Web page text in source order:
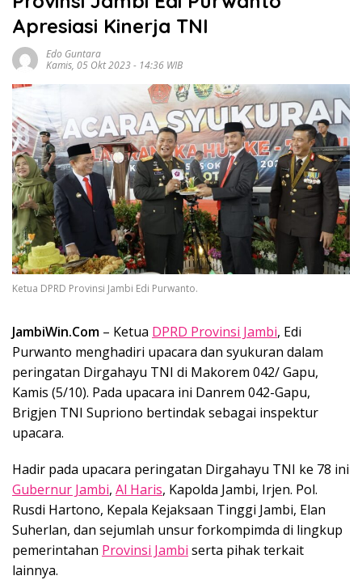
Apresiasi Kinerja TNI
Edo Guntara
Kamis, 05 Okt 2023 - 14:36 WIB
Ketua DPRD Provinsi Jambi Edi Purwanto.
JambiWin.Com – Ketua DPRD Provinsi Jambi, Edi
Purwanto menghadiri upacara dan syukuran dalam
peringatan Dirgahayu TNI di Makorem 042/ Gapu,
Kamis (5/10). Pada upacara ini Danrem 042-Gapu,
Brigjen TNI Supriono bertindak sebagai inspektur
upacara.
Hadir pada upacara peringatan Dirgahayu TNI ke 78 ini
Gubernur Jambi, Al Haris, Kapolda Jambi, Irjen. Pol.
Rusdi Hartono, Kepala Kejaksaan Tinggi Jambi, Elan
Suherlan, dan sejumlah unsur forkompimda di lingkup
pemerintahan Provinsi Jambi serta pihak terkait
lainnya.